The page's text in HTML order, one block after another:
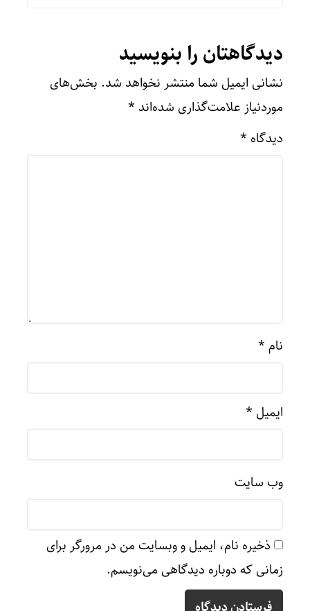
دیدگاهتان را بنویسید
نشانی ایمیل شما منتشر نخواهد شد. بخش‌های
موردنیاز علامت‌گذاری شده‌اند *
دیدگاه *
نام *
ایمیل *
وب‌ سایت
ذخیره نام، ایمیل و وبسایت من در مرورگر برای
زمانی که دوباره دیدگاهی می‌نویسم.